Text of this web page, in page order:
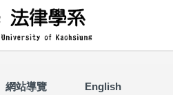
網站導覽 English